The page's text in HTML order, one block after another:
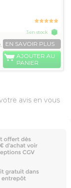
3 en stock
EN SAVOIR PLUS
AJOUTER AU
PANIER
avis en vous